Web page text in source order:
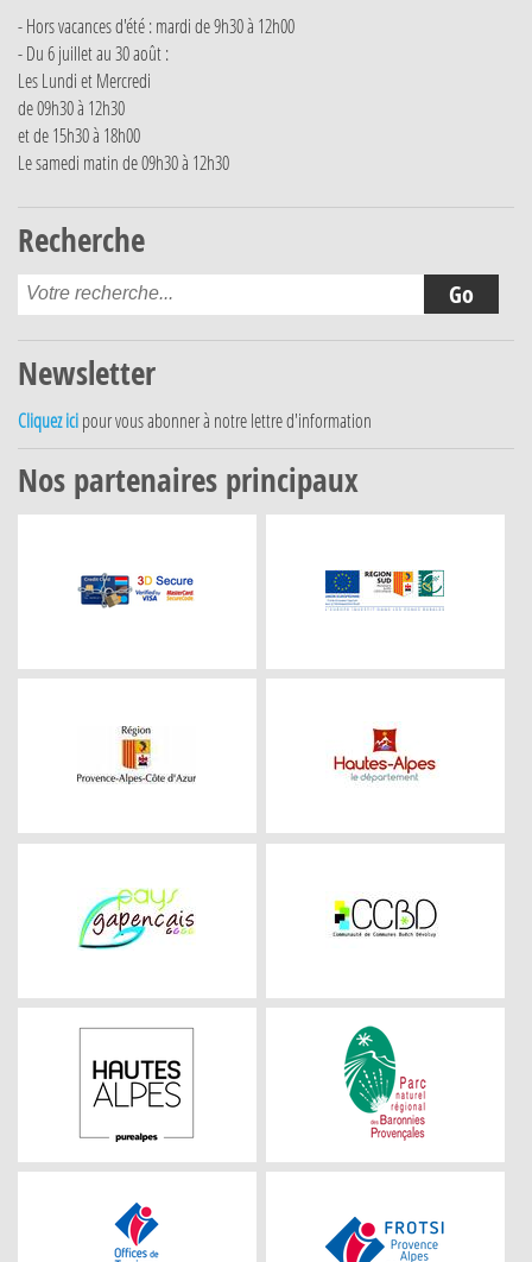
- Hors vacances d'été : mardi de 9h30 à 12h00
- Du 6 juillet au 30 août :
Les Lundi et Mercredi
de 09h30 à 12h30
et de 15h30 à 18h00
Le samedi matin de 09h30 à 12h30
Recherche
Newsletter
Cliquez ici pour vous abonner à notre lettre d'information
Nos partenaires principaux